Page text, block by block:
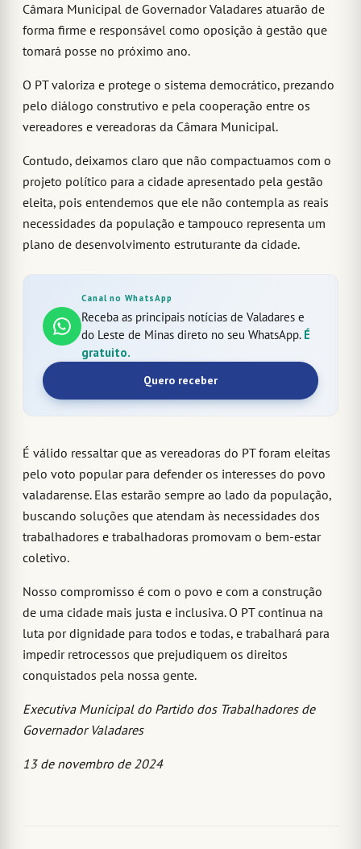
Câmara Municipal de Governador Valadares atuarão de
forma firme e responsável como oposição à gestão que
tomará posse no próximo ano.
O PT valoriza e protege o sistema democrático, prezando
pelo diálogo construtivo e pela cooperação entre os
vereadores e vereadoras da Câmara Municipal.
Contudo, deixamos claro que não compactuamos com o
projeto político para a cidade apresentado pela gestão
eleita, pois entendemos que ele não contempla as reais
necessidades da população e tampouco representa um
plano de desenvolvimento estruturante da cidade.
Canal no WhatsApp
Receba as principais notícias de Valadares e
do Leste de Minas direto no seu WhatsApp. É
gratuito.
Quero receber
É válido ressaltar que as vereadoras do PT foram eleitas
pelo voto popular para defender os interesses do povo
valadarense. Elas estarão sempre ao lado da população,
buscando soluções que atendam às necessidades dos
trabalhadores e trabalhadoras promovam o bem-estar
coletivo.
Nosso compromisso é com o povo e com a construção
de uma cidade mais justa e inclusiva. O PT continua na
luta por dignidade para todos e todas, e trabalhará para
impedir retrocessos que prejudiquem os direitos
conquistados pela nossa gente.
Executiva Municipal do Partido dos Trabalhadores de
Governador Valadares
13 de novembro de 2024